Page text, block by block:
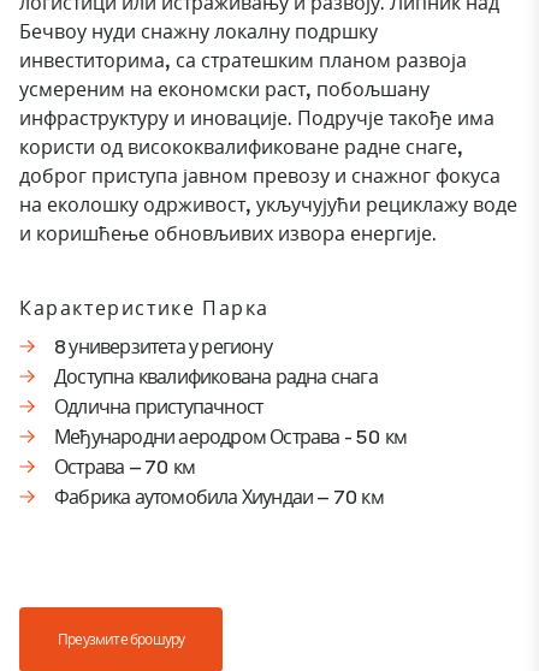
Бечвоу нуди снажну локалну подршку
инвеститорима, са стратешким планом развоја
усмереним на економски раст, побољшану
инфраструктуру и иновације. Подручје такође има
користи од висококвалификоване радне снаге,
доброг приступа јавном превозу и снажног фокуса
на еколошку одрживост, укључујући рециклажу воде
и коришћење обновљивих извора енергије.
Карактеристике Парка
8 универзитета у региону
Доступна квалификована радна снага
Одлична приступачност
Међународни аеродром Острава - 50 км
Острава – 70 км
Фабрика аутомобила Хиундаи – 70 км
Преузмите брошуру